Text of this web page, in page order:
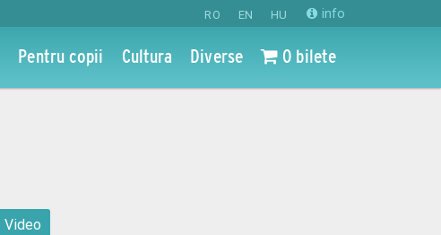
RO EN HU info
Pentru copii Cultura Diverse 0 bilete
Video